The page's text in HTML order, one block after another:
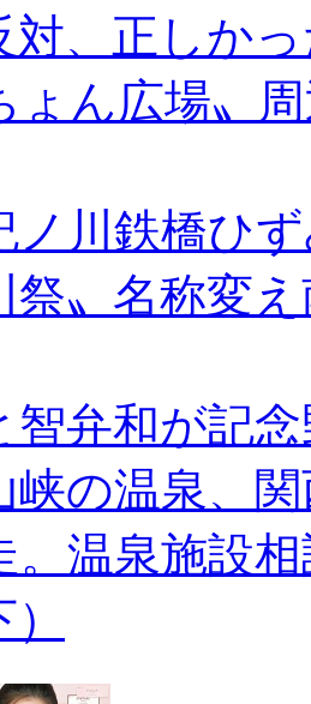
対、正しか
ょん広場〟
ノ川鉄橋ひ
祭〟名称変
智弁和が記
峡の温泉、
。温泉施設